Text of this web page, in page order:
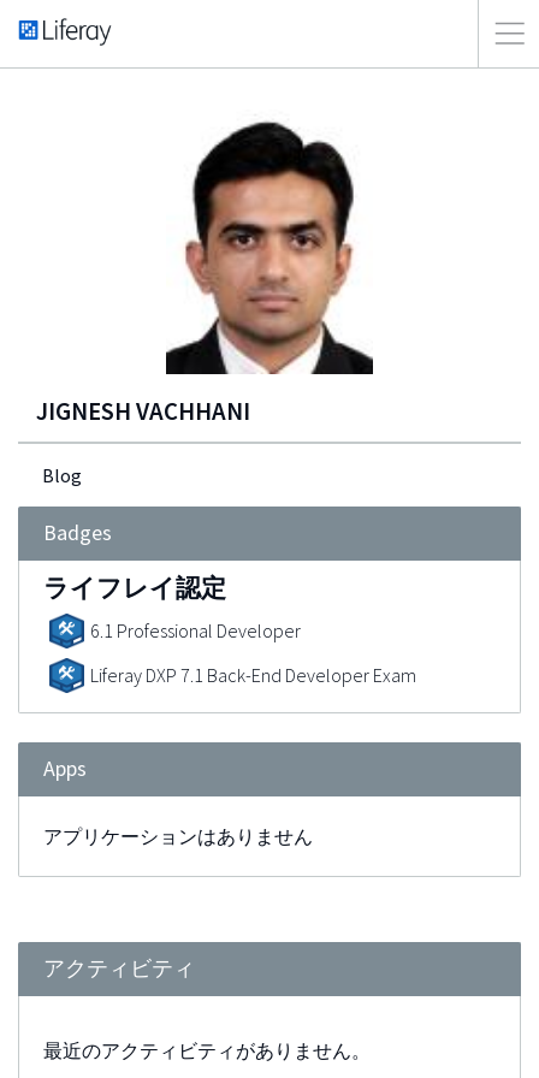
JIGNESH VACHHANI
Blog
Badges
ライフレイ認定
6.1 Professional Developer
Liferay DXP 7.1 Back-End Developer Exam
Apps
アプリケーションはありません
アクティビティ
最近のアクティビティがありません。